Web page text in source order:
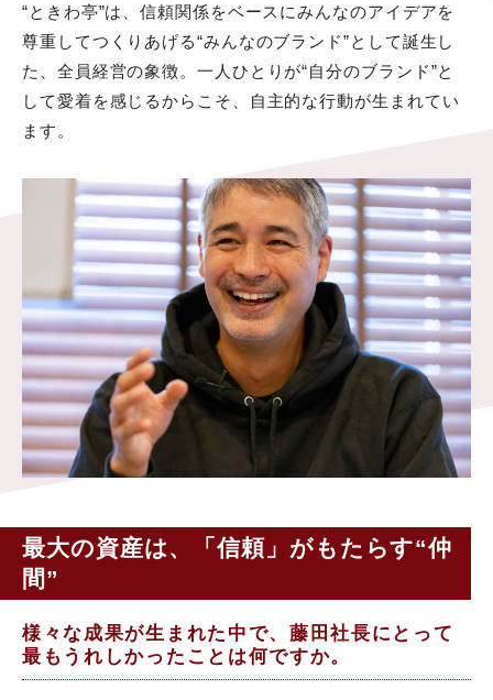
“ときわ亭”は、信頼関係をベースにみんなのアイデアを
尊重してつくりあげる“みんなのブランド”として誕生し
た、全員経営の象徴。一人ひとりが“自分のブランド”と
して愛着を感じるからこそ、自主的な行動が生まれてい
ます。
最大の資産は、「信頼」がもたらす“仲
間”
様々な成果が生まれた中で、藤田社長にとって
最もうれしかったことは何ですか。